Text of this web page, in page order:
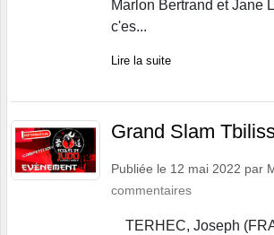
Marlon Bertrand et Jane
c'es...
Lire la suite
Grand Slam
Publiée le 12 mai 2022 par
commentaires
TERHEC, Joseph